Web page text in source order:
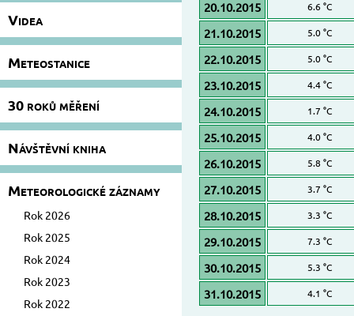
Videa
Meteostanice
30 roků měření
Návštěvní kniha
Meteorologické záznamy
Rok 2026
Rok 2025
Rok 2024
Rok 2023
Rok 2022
20.10.2015 6.6 °C
21.10.2015 5.0 °C
22.10.2015 5.0 °C
23.10.2015 4.4 °C
24.10.2015 1.7 °C
25.10.2015 4.0 °C
26.10.2015 5.8 °C
27.10.2015 3.7 °C
28.10.2015 3.3 °C
29.10.2015 7.3 °C
30.10.2015 5.3 °C
31.10.2015 4.1 °C